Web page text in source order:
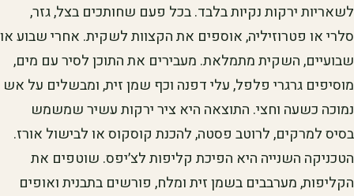
לשאריות ירקות נקיות בלבד. בכל פעם שחותכים בצל, גזר,
סלרי או פטרוזיליה, אוספים את הקצוות לשקית. אחרי שבוע או
שבועיים, השקית מתמלאת. מעבירים את התוכן לסיר עם מים,
מוסיפים גרגרי פלפל, עלי דפנה וכף שמן זית, ומבשלים על אש
נמוכה כשעה וחצי. התוצאה היא ציר ירקות עשיר שמשמש
בסיס למרקים, לרוטב פסטה, להכנת קוסקוס או לבישול אורז.
הטכניקה השנייה היא הפיכת קליפות לצ׳יפס. שוטפים את
הקליפות, מערבבים בשמן זית ומלח, פורשים בתבנית ואופים